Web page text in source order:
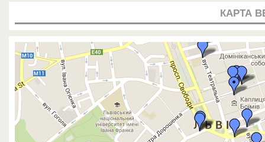
КАРТА